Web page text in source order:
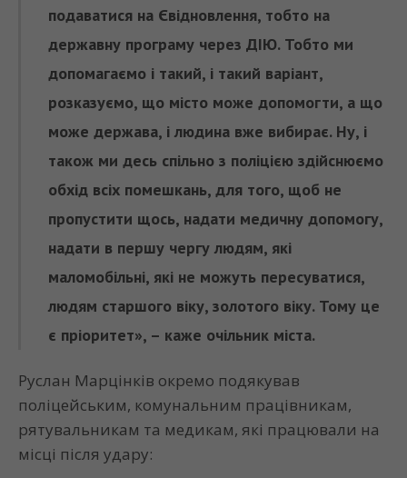
подаватися на Євідновлення, тобто на
державну програму через ДІЮ. Тобто ми
допомагаємо і такий, і такий варіант,
розказуємо, що місто може допомогти, а що
може держава, і людина вже вибирає. Ну, і
також ми десь спільно з поліцією здійснюємо
обхід всіх помешкань, для того, щоб не
пропустити щось, надати медичну допомогу,
надати в першу чергу людям, які
маломобільні, які не можуть пересуватися,
людям старшого віку, золотого віку. Тому це
є пріоритет», – каже очільник міста.
Руслан Марцінків окремо подякував
поліцейським, комунальним працівникам,
рятувальникам та медикам, які працювали на
місці після удару: